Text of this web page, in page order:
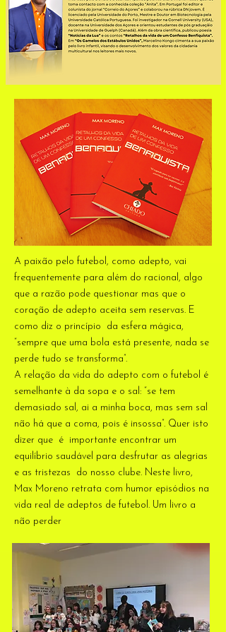
A paixão pelo futebol, como adepto, vai
frequentemente para além do racional, algo
que a razão pode questionar mas que o
coração de adepto aceita sem reservas. E
como diz o princípio da esfera mágica,
“sempre que uma bola está presente, nada se
perde tudo se transforma”.
A relação da vida do adepto com o futebol é
semelhante à da sopa e o sal: “se tem
demasiado sal, ai a minha boca, mas sem sal
não há que a coma, pois é insossa”. Quer isto
dizer que é importante encontrar um
equilíbrio saudável para desfrutar as alegrias
e as tristezas do nosso clube. Neste livro,
Max Moreno retrata com humor episódios na
vida real de adeptos de futebol. Um livro a
não perder